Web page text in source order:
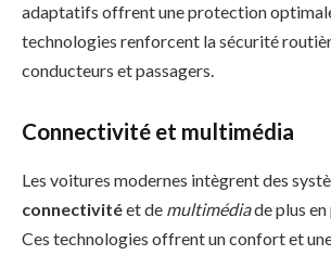
adaptatifs offrent une protection
technologies renforcent la sécurité
conducteurs et passagers.
Connectivité et multimédia
Les voitures modernes intègrent des
connectivitéet de multimédiade plus en
Ces technologies offrent un confort et